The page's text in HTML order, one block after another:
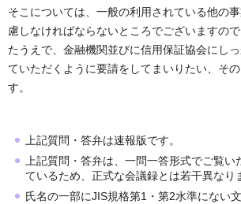
そこについては、一般の利用されている他の
慮しなければならないところでございますの
たうえで、金融機関並びに信用保証協会にし
ていただくように要請をしてまいりたい、そ
す。
上記質問・答弁は速報版です。
上記質問・答弁は、一問一答形式でご覧い
ているため、正式な会議録とは若干異なり
氏名の一部にJIS規格第1・第2水準にない